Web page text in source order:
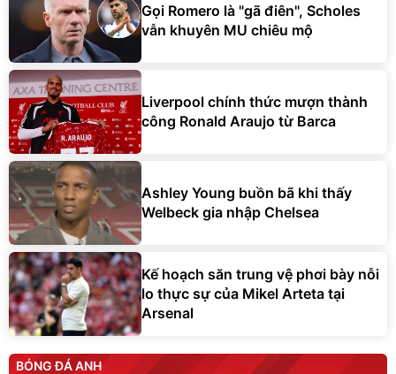
Gọi Romero là "gã điên", Scholes
vẫn khuyên MU chiêu mộ
Liverpool chính thức mượn thành
công Ronald Araujo từ Barca
Ashley Young buồn bã khi thấy
Welbeck gia nhập Chelsea
Kế hoạch săn trung vệ phơi bày nỗi
lo thực sự của Mikel Arteta tại
Arsenal
BÓNG ĐÁ ANH